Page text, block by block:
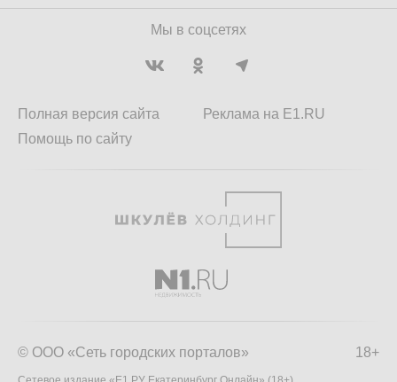
Мы в соцсетях
Полная версия сайта
Помощь по сайту
Реклама на E1.RU
18+
© ООО «Сеть городских порталов»